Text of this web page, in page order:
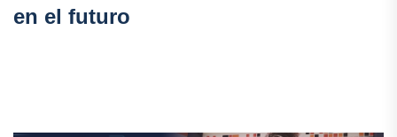
en el futuro